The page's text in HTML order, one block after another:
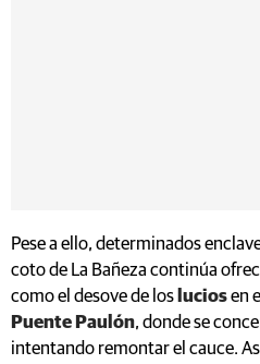
Pese a ello, determinados
coto de La Bañeza continúa
como el desove de los luciosen
Puente Paulón, donde se
intentando remontar el cauce.